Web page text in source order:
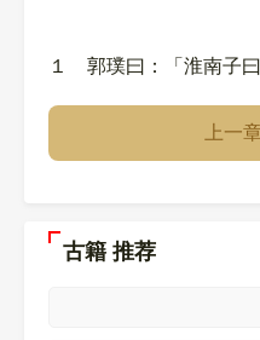
１ 郭璞曰：「淮南子
上一
古籍 推荐